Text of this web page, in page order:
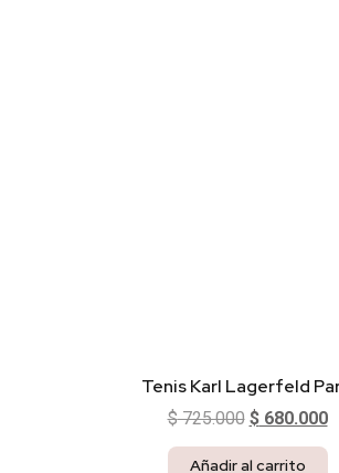
Tenis Karl Lagerfeld
$725.000 $680.000
Añadir al carrito